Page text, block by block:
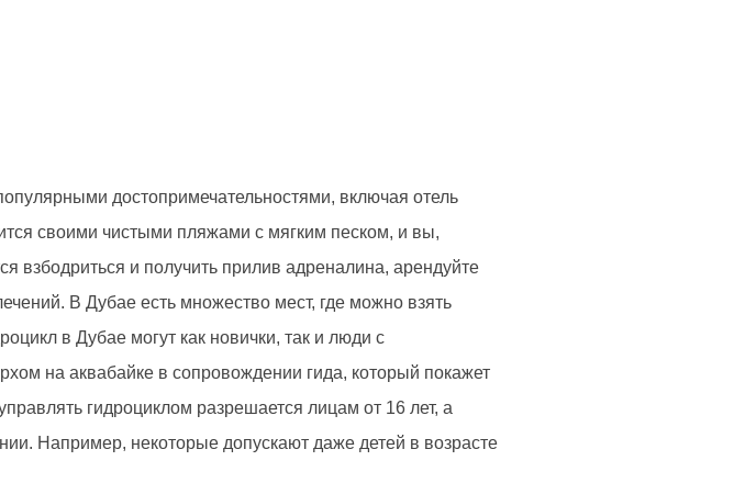
достопримечательностями, включая отель
своими чистыми пляжами с мягким песком, и вы,
взбодриться и получить прилив адреналина, арендуйте
В Дубае есть множество мест, где можно взять
в Дубае могут как новички, так и люди с
на аквабайке в сопровождении гида, который покажет
гидроциклом разрешается лицам от 16 лет, а
Например, некоторые допускают даже детей в возрасте